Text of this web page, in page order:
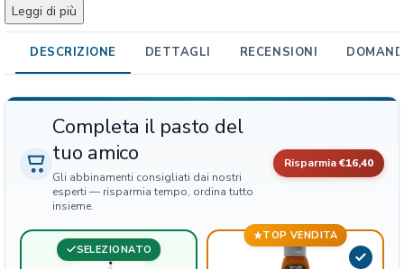
Leggi di più
n
o
p
e
r
a
n
i
q
u
a
n
DESCRIZIONE DETTAGLI RECENSIONI
Completa il pasto del
tuo amico
Gli abbinamenti consigliati dai nostri
esperti — risparmia tempo, ordina tutto
insieme.
Risparmia€16,40
SELEZIONATO
TOP VENDITA